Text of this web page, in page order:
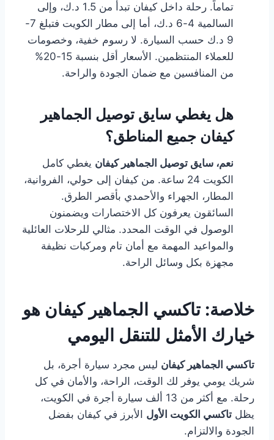
تماماً. رحلة داخل كيفان تبدأ من 1.5 د.ك، وإلى
السالمية 4-6 د.ك، أما إلى مطار الكويت فتبلغ 7-
9 د.ك حسب السيارة. لا رسوم خفية، وخصومات
للعملاء المنتظمين. الأسعار أقل بنسبة 15-20%
من المنافسين مع ضمان الجودة والراحة.
هل يغطي سايق توصيل الجماهير
كيفان جميع المناطق؟
نعم، سايق توصيل الجماهير كيفان يغطي كامل
الكويت 24 ساعة. من كيفان إلى حولي، الفروانية،
المطار، الجهراء والأحمدي بأقصر الطرق.
السائقون يعرفون كل الاختصارات ويضمنون
الوصول في الوقت المحدد. مثالي للرحلات العائلية
والمواعيد المهمة مع أمان تام ومركبات نظيفة
مجهزة بكل وسائل الراحة.
خلاصة: تاكسي الجماهير كيفان هو
خيارك الأمثل للتنقل اليومي
تاكسي الجماهير كيفان ليس مجرد سيارة أجرة، بل
شريك يومي يوفر لك الوقت، الراحة، والأمان في كل
رحلة. مع أكثر من 13 ألف سيارة أجرة في الكويت،
يظل تاكسي الكويت الأول الأبرز في كيفان بفضل
الجودة والالتزام.